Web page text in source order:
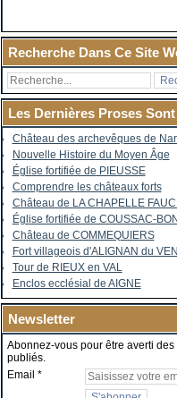
Recherche Dans Ce Site
Les Dernières Proses
Château des archevêques de
Nouvelle Histoire du Moyen Âge
Église fortifiée de PIEUSSE
Comprendre les châteaux forts
Château de LA CHAPELLE
Église fortifiée de COUSSAC-
Château de COMMEQUIERS
Fort villageois d'ALIGNAN du
Tour de RIEUX en VAL
Enclos ecclésial de AIGNE
Newsletter
Abonnez-vous pour être averti
publiés.
Email